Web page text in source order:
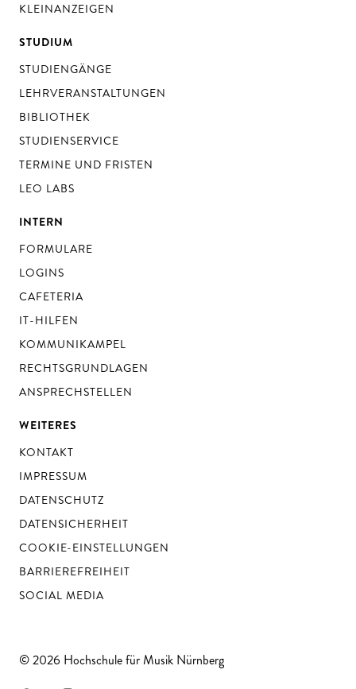
KLEINANZEIGEN
STUDIUM
STUDIENGÄNGE
LEHRVERANSTALTUNGEN
BIBLIOTHEK
STUDIENSERVICE
TERMINE UND FRISTEN
LEO LABS
INTERN
FORMULARE
LOGINS
CAFETERIA
IT-HILFEN
KOMMUNIKAMPEL
RECHTSGRUNDLAGEN
ANSPRECHSTELLEN
WEITERES
KONTAKT
IMPRESSUM
DATENSCHUTZ
DATENSICHERHEIT
COOKIE-EINSTELLUNGEN
BARRIEREFREIHEIT
SOCIAL MEDIA
© 2026 Hochschule für Musik Nürnberg